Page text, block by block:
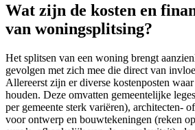
Wat zijn de kosten en
van woningsplitsing?
Het splitsen van een woning brengt
gevolgen met zich mee die direct van
Allereerst zijn er diverse kostenposten
houden. Deze omvatten gemeentelijke
per gemeente sterk variëren), architecten-
voor ontwerp en bouwtekeningen (reken